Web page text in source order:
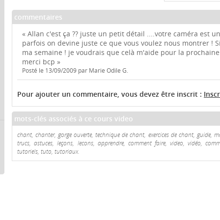
commentaires
« Allan c'est ça ?? juste un petit détail ....votre caméra est
parfois on devine juste ce que vous voulez nous montrer !
ma semaine ! je voudrais que celà m'aide pour la
merci bcp »
Posté le 13/09/2009 par Marie Odile G.
Pour ajouter un commentaire, vous devez être inscrit :
mots-clés associés à ce cours video
chant, chanter, gorge ouverte, technique de chant, exercices de chant, guide,
trucs, astuces, leçons, lecons, apprendre, comment faire, video, vidéo,
tutoriels, tuto, tutoriaux.